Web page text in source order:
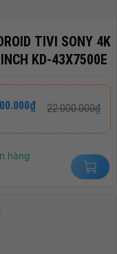
TIVI SONY 4K
KD-43X7500E
22.000.000₫
₫
hàng